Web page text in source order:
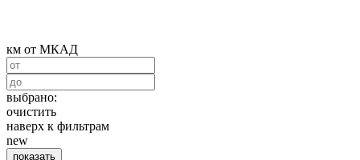
км от МКАД
выбрано:
очистить
наверх к фильтрам
new
показать